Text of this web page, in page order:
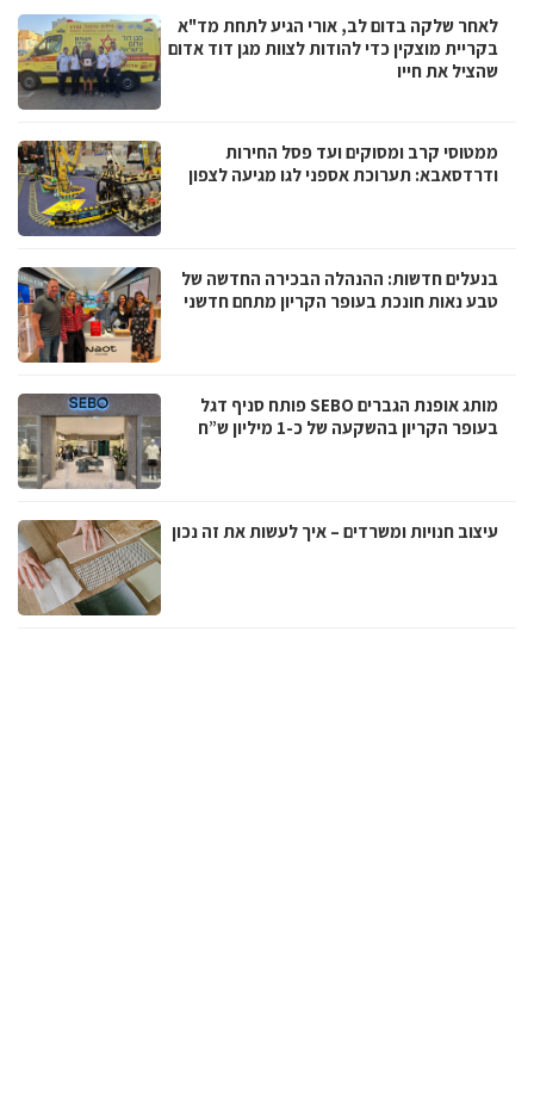
לאחר שלקה בדום לב, אורי הגיע לתחת מד"א
בקריית מוצקין כדי להודות לצוות מגן דוד אדום
שהציל את חייו
ממטוסי קרב ומסוקים ועד פסל החירות
ודרדסאבא: תערוכת אספני לגו מגיעה לצפון
בנעלים חדשות: ההנהלה הבכירה החדשה של
טבע נאות חונכת בעופר הקריון מתחם חדשני
מותג אופנת הגברים SEBO פותח סניף דגל
בעופר הקריון בהשקעה של כ-1 מיליון ש”ח
עיצוב חנויות ומשרדים – איך לעשות את זה נכון